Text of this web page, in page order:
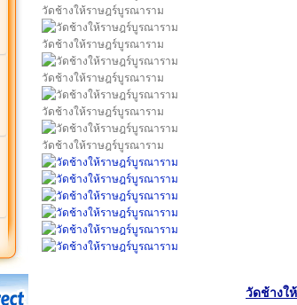
วัดช้างให้ราษฎร์บูรณาราม
วัดช้างให้ราษฎร์บูรณาราม
วัดช้างให้ราษฎร์บูรณาราม
วัดช้างให้ราษฎร์บูรณาราม
วัดช้างให้ราษฎร์บูรณาราม
วัดช้างใ